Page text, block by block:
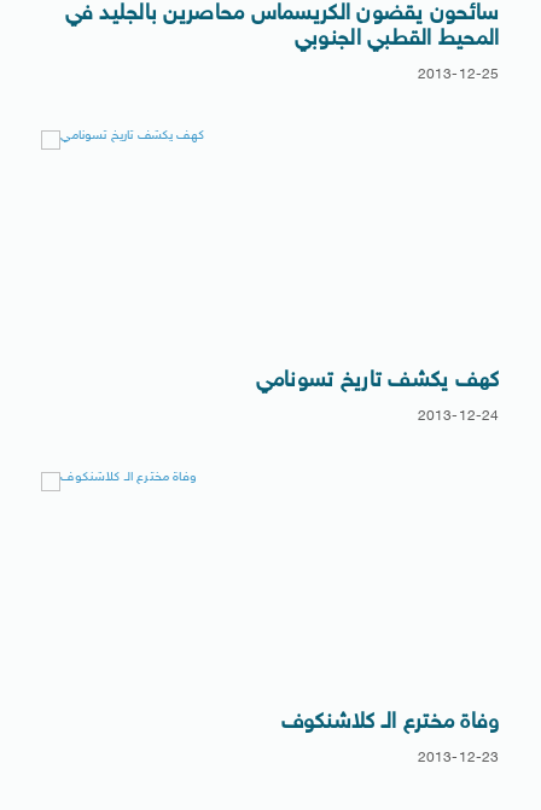
سائحون يقضون الكريسماس محاصرين بالجليد في
المحيط القطبي الجنوبي
2013-12-25
كهف يكشف تاريخ تسونامي
2013-12-24
وفاة مخترع الـ كلاشنكوف
2013-12-23